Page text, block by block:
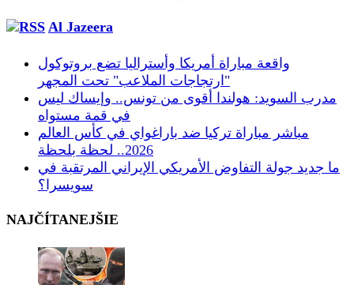
Al Jazeera
واقعة مباراة أمريكا وأستراليا تضع بروتوكول
"ارتجاجات الملاعب" تحت المجهر
مدرب السويد: هولندا أقوى من تونس.. وإيساك ليس
في قمة مستواه
مباشر مباراة تركيا ضد باراغواي في كأس العالم
2026.. لحظة بلحظة
ما جديد جولة التفاوض الأمريكي الإيراني المرتقبة في
سويسرا؟
NAJČÍTANEJŠIE